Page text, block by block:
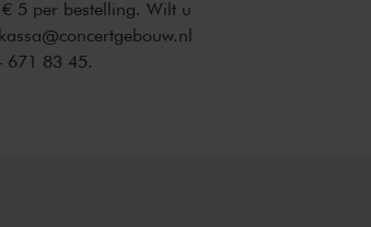
5 per bestelling. Wilt u
671 83 45.